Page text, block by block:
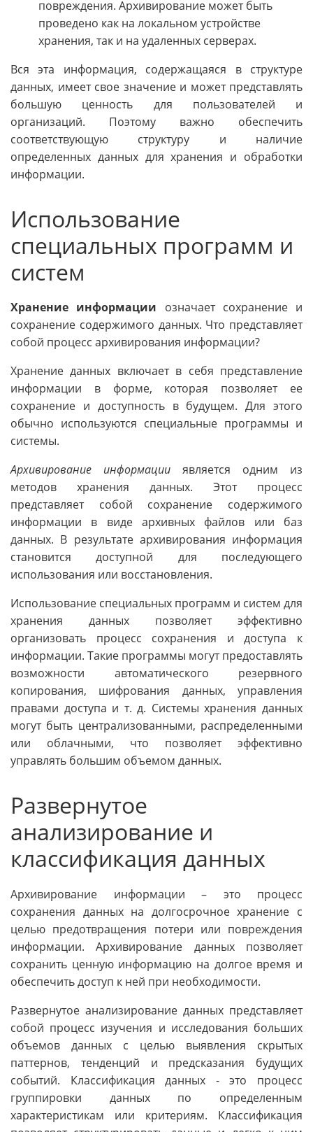
повреждения. Архивирование может быть
проведено как на локальном устройстве
хранения, так и на удаленных серверах.
Вся эта информация, содержащаяся в структуре
данных, имеет свое значение и может представлять
большую ценность для пользователей и
организаций. Поэтому важно обеспечить
соответствующую структуру и наличие
определенных данных для хранения и обработки
информации.
Использование
специальных программ и
систем
Хранение информации означает сохранение и
сохранение содержимого данных. Что представляет
собой процесс архивирования информации?
Хранение данных включает в себя представление
информации в форме, которая позволяет ее
сохранение и доступность в будущем. Для этого
обычно используются специальные программы и
системы.
Архивирование информации является одним из
методов хранения данных. Этот процесс
представляет собой сохранение содержимого
информации в виде архивных файлов или баз
данных. В результате архивирования информация
становится доступной для последующего
использования или восстановления.
Использование специальных программ и систем для
хранения данных позволяет эффективно
организовать процесс сохранения и доступа к
информации. Такие программы могут предоставлять
возможности автоматического резервного
копирования, шифрования данных, управления
правами доступа и т. д. Системы хранения данных
могут быть централизованными, распределенными
или облачными, что позволяет эффективно
управлять большим объемом данных.
Развернутое
анализирование и
классификация данных
Архивирование информации – это процесс
сохранения данных на долгосрочное хранение с
целью предотвращения потери или повреждения
информации. Архивирование данных позволяет
сохранить ценную информацию на долгое время и
обеспечить доступ к ней при необходимости.
Развернутое анализирование данных представляет
собой процесс изучения и исследования больших
объемов данных с целью выявления скрытых
паттернов, тенденций и предсказания будущих
событий. Классификация данных - это процесс
группировки данных по определенным
характеристикам или критериям. Классификация